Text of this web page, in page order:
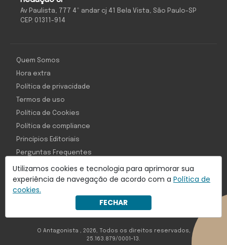
Utilizamos cookies e tecnologia para aprimorar sua
experiência de navegação de acordo com a Política de
cookies.
FECHAR
Av Paulista, 777 4º andar cj 41 Bela Vista, São Paulo-SP
CEP: 01311-914
Com inteligência e tecnologia:
Object1ve - Marketing Solution
Quem Somos
Hora extra
Política de privacidade
Termos de uso
Política de Cookies
Política de compliance
Princípios Editoriais
Perguntas Frequentes
O Antagonista , 2026, Todos os direitos reservados,
25.163.879/0001-13.